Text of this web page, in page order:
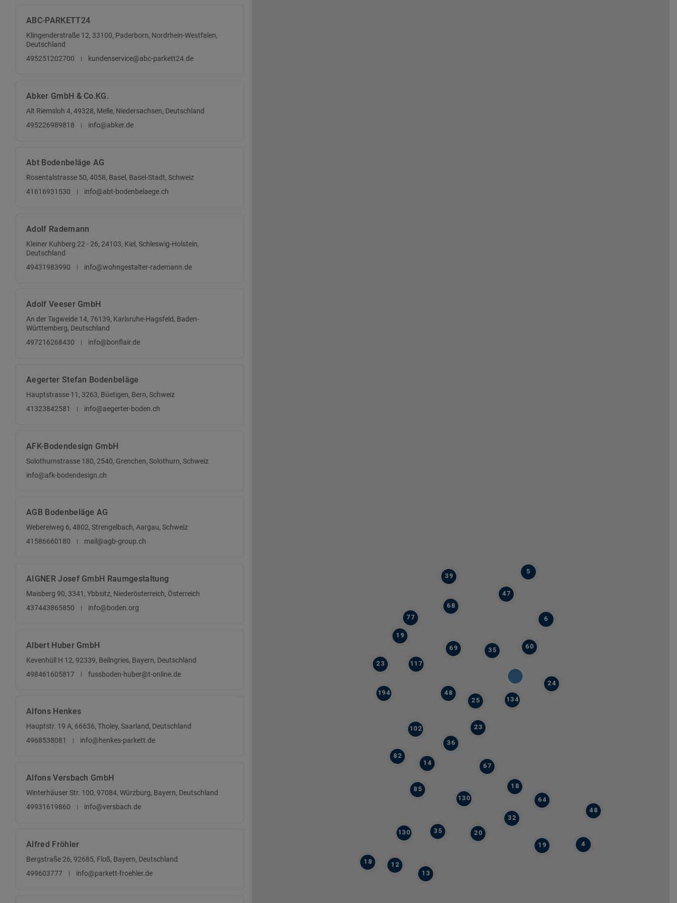
ABC-PARKETT24
Klingenderstraße 12, 33100, Paderborn, Nordrhein-Westfalen,
Deutschland
495251202700
kundenservice@abc-parkett24.de
Abker GmbH & Co.KG.
Alt Riemsloh 4, 49328, Melle, Niedersachsen, Deutschland
495226989818
info@abker.de
Abt Bodenbeläge AG
Rosentalstrasse 50, 4058, Basel, Basel-Stadt, Schweiz
41616931530
info@abt-bodenbelaege.ch
Adolf Rademann
Kleiner Kuhberg 22 - 26, 24103, Kiel, Schleswig-Holstein,
Deutschland
49431983990
info@wohngestalter-rademann.de
Adolf Veeser GmbH
An der Tagweide 14, 76139, Karlsruhe-Hagsfeld, Baden-
Württemberg, Deutschland
497216268430
info@bonflair.de
Aegerter Stefan Bodenbeläge
Hauptstrasse 11, 3263, Büetigen, Bern, Schweiz
41323842581
info@aegerter-boden.ch
AFK-Bodendesign GmbH
Solothurnstrasse 180, 2540, Grenchen, Solothurn, Schweiz
info@afk-bodendesign.ch
AGB Bodenbeläge AG
Webereiweg 6, 4802, Strengelbach, Aargau, Schweiz
41586660180
mail@agb-group.ch
AIGNER Josef GmbH Raumgestaltung
Maisberg 90, 3341, Ybbsitz, Niederösterreich, Österreich
437443865850
info@boden.org
Albert Huber GmbH
Kevenhüll H 12, 92339, Beilngries, Bayern, Deutschland
498461605817
fussboden-huber@t-online.de
Alfons Henkes
Hauptstr. 19 A, 66636, Tholey, Saarland, Deutschland
4968538081
info@henkes-parkett.de
Alfons Versbach GmbH
Winterhäuser Str. 100, 97084, Würzburg, Bayern, Deutschland
49931619860
info@versbach.de
Alfred Fröhler
Bergstraße 26, 92685, Floß, Bayern, Deutschland
499603777
info@parkett-froehler.de
48
85
194
77
117
130
39
64
67
82
36
130
69
134
23
68
35
35
102
19
23
47
19
48
14
60
12
18
32
13
20
24
6
25
5
4
18